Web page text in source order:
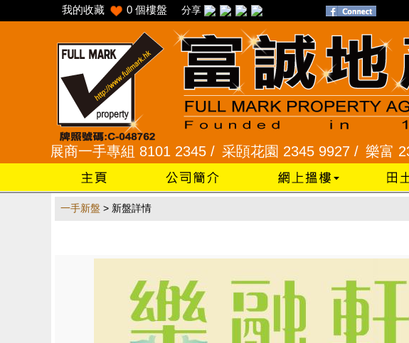
我的收藏 0 個樓盤 分享
發展商一手專組 8101 2345 / 采頣花園 2345 9927 / 樂富
一手新盤 > 新盤詳情